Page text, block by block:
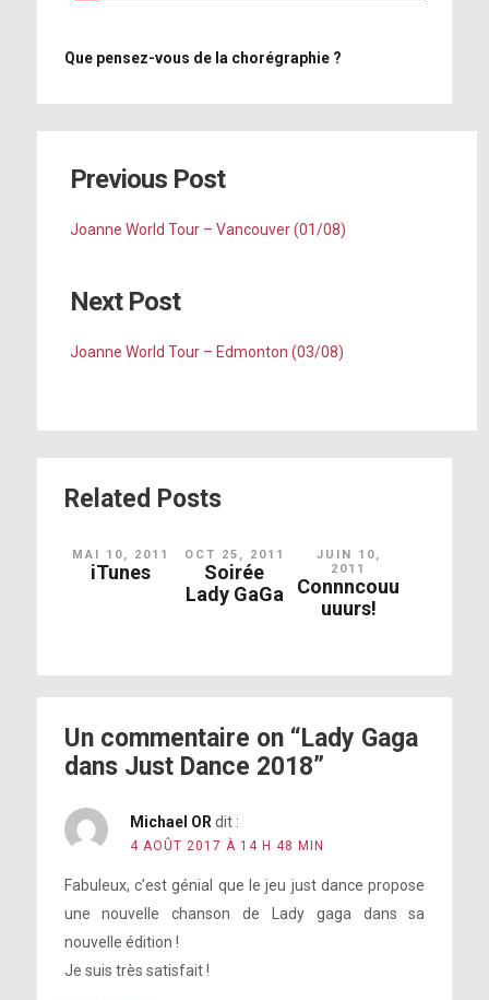
Que pensez-vous de la chorégraphie ?
Previous Post
Joanne World Tour – Vancouver (01/08)
Next Post
Joanne World Tour – Edmonton (03/08)
Related Posts
MAI 10, 2011
iTunes
OCT 25, 2011
Soirée
Lady GaGa
JUIN 10,
2011
Connncouu
uuurs!
Un commentaire on “Lady Gaga
dans Just Dance 2018”
Michael OR dit :
4 AOÛT 2017 À 14 H 48 MIN
Fabuleux, c’est génial que le jeu just dance propose
une nouvelle chanson de Lady gaga dans sa
nouvelle édition !
Je suis très satisfait !